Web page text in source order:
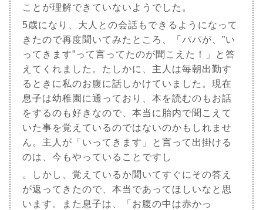
ことが理解できていないようでした。
5歳になり、大人との会話もできるようになって
きたので再度聞いてみたところ、「パパが、”い
ってきます”って言ってたのが聞こえた！」と答
えてくれました。たしかに、主人は毎朝出勤す
るときに私のお腹に話しかけていました。現在
息子は幼稚園に通っており、本を読むのもお話
をするのも好きなので、本当に胎内で聞こえて
いた事を覚えているのではないのかもしれませ
ん。主人が「いってきます」と言って出掛ける
のは、今もやっていることですし
。しかし、覚えているか聞いてすぐにその答え
が返ってきたので、本当であってほしいなと思
います。また息子は、「お腹の中は赤かっ